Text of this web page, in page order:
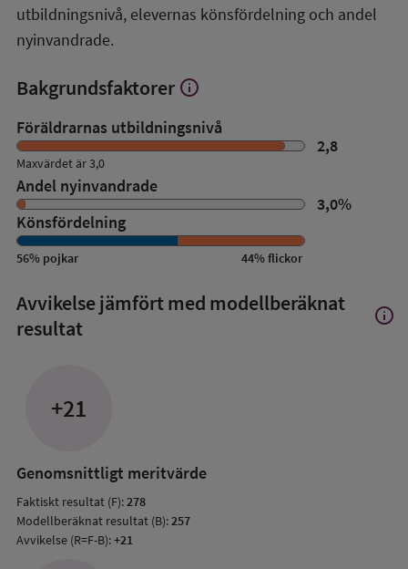
utbildningsnivå, elevernas könsfördelning och andel
nyinvandrade.
Bakgrundsfaktorer Visa
om
Bakgrundsfaktorer
info
Föräldrarnas utbildningsnivå
2,8
Maxvärdet är 3,0
Andel nyinvandrade
3,0%
Könsfördelning
56% pojkar 44%flickor
Avvikelse jämfört med modellberäknat
resultat
Visa
info
+21
Genomsnittligt meritvärde
Faktiskt resultat (F):278
Modellberäknat resultat (B):257
Avvikelse (R=F-B):+21